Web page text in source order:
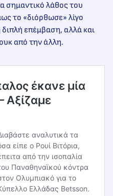
σημαντικό λάθος του
το «διόρθωσε» λίγο
επέμβαση, αλλά και
από την άλλη.
έκανε μία
Αξίζαμε
αναλυτικά τα
είπε ο Ρουί Βιτόρια,
από την ισοπαλία
Παναθηναϊκού κόντρα
Ολυμπιακό για το
Ελλάδας Betsson.